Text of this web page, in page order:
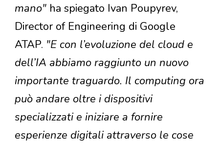
mano" ha spiegato Ivan Poupyrev,
Director of Engineering di Google
ATAP. "E con l’evoluzione del cloud e
dell’IA abbiamo raggiunto un nuovo
importante traguardo. Il computing ora
può andare oltre i dispositivi
specializzati e iniziare a fornire
esperienze digitali attraverso le cose